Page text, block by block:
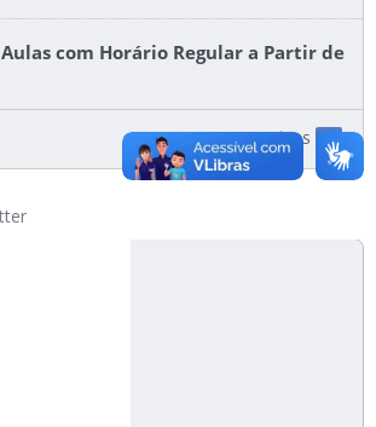
com Horário Regular a Partir de
ACESSE A LISTA DE NOTÍCIAS